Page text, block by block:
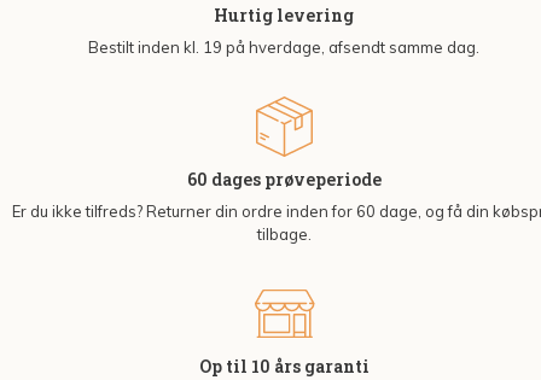
Hurtig levering
Bestilt inden kl. 19 på hverdage, afsendt samme dag.
60 dages prøveperiode
Er du ikke tilfreds? Returner din ordre inden for 60 dage, og få din
tilbage.
Op til 10 års garanti